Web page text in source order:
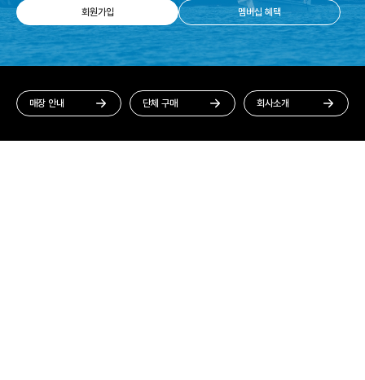
회원가입 멤버십 혜택
매장 안내 단체 구매 회사소개